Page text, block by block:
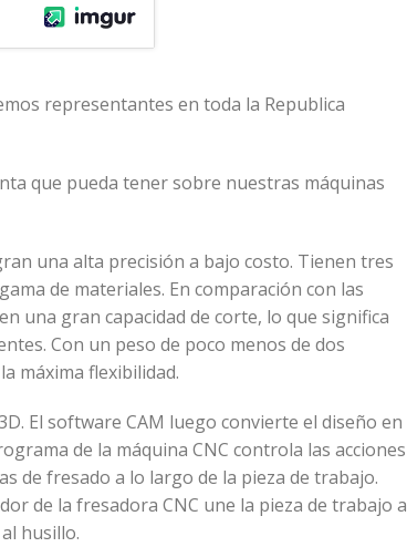
representantes en toda la Republica
que pueda tener sobre nuestras máquinas
una alta precisión a bajo costo. Tienen tres
de materiales. En comparación con las
una gran capacidad de corte, lo que significa
Con un peso de poco menos de dos
máxima flexibilidad.
El software CAM luego convierte el diseño en
de la máquina CNC controla las acciones
de fresado a lo largo de la pieza de trabajo.
de la fresadora CNC une la pieza de trabajo a
husillo.